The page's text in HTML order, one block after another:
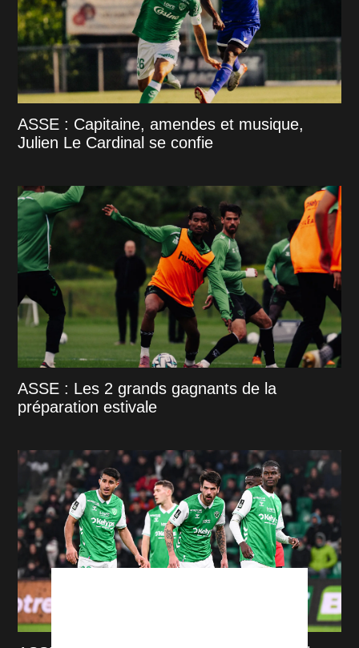
ASSE : Capitaine, amendes et musique,
Julien Le Cardinal se confie
ASSE : Les 2 grands gagnants de la
préparation estivale